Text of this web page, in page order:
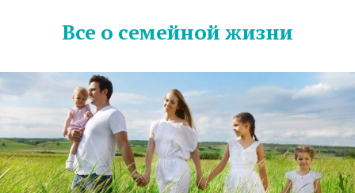
Все о семейной жизни